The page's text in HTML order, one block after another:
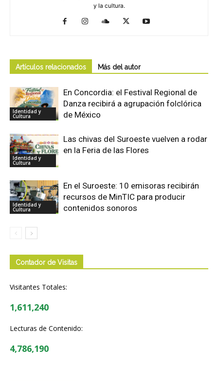
y la cultura.
Artículos relacionados Más del autor
Identidad y
Cultura
En Concordia: el Festival Regional de
Danza recibirá a agrupación folclórica
de México
Identidad y
Cultura
Las chivas del Suroeste vuelven a rodar
en la Feria de las Flores
Identidad y
Cultura
En el Suroeste: 10 emisoras recibirán
recursos de MinTIC para producir
contenidos sonoros
Contador de Visitas
Visitantes Totales:
1,611,240
Lecturas de Contenido:
4,786,190